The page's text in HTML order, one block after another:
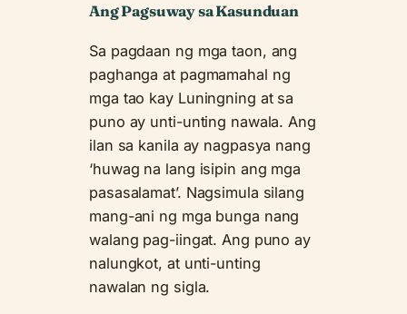
Ang Pagsuway sa Kasunduan
Sa pagdaan ng mga taon, ang
paghanga at pagmamahal ng
mga tao kay Luningning at sa
puno ay unti-unting nawala. Ang
ilan sa kanila ay nagpasya nang
‘huwag na lang isipin ang mga
pasasalamat’. Nagsimula silang
mang-ani ng mga bunga nang
walang pag-iingat. Ang puno ay
nalungkot, at unti-unting
nawalan ng sigla.